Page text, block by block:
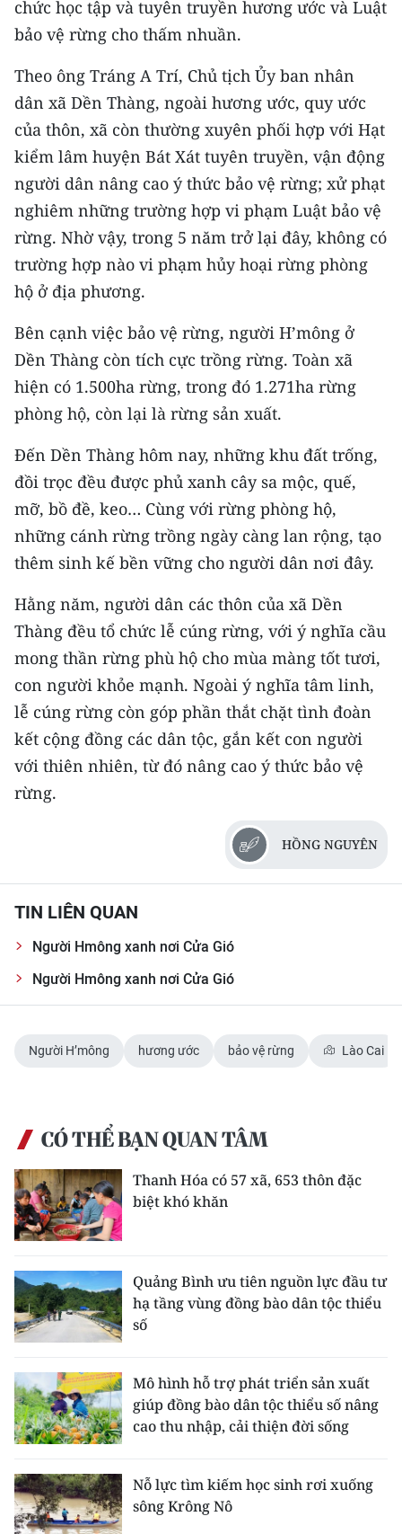
Trung du và miền núi phía Bắc
Đồng bằng sông Hồng
Bắc Trung Bộ
Duyên hải Nam Trung Bộ và Tây
Nguyên
Đông Nam Bộ
Đồng bằng sông Cửu Long
Chuyên trang Hà Nội
Chuyên trang TP. Hồ Chí Minh
CHUYÊN ĐỀ
CÁC CHUYÊN TRANG
VỀ BÁO NHÂN DÂN
THỜI NAY
NHÂN DÂN CUỐI TUẦN
NHÂN DÂN HẰNG THÁNG
MUA BÁO
ĐỌC BÁO IN
ENGLISH
中文
ESPAÑOL
한국어
chức học tập và tuyên truyền hương ước và Luật
bảo vệ rừng cho thấm nhuần.
Theo ông Tráng A Trí, Chủ tịch Ủy ban nhân
dân xã Dền Thàng, ngoài hương ước, quy ước
của thôn, xã còn thường xuyên phối hợp với Hạt
kiểm lâm huyện Bát Xát tuyên truyền, vận động
người dân nâng cao ý thức bảo vệ rừng; xử phạt
nghiêm những trường hợp vi phạm Luật bảo vệ
rừng. Nhờ vậy, trong 5 năm trở lại đây, không có
trường hợp nào vi phạm hủy hoại rừng phòng
hộ ở địa phương.
Bên cạnh việc bảo vệ rừng, người H’mông ở
Dền Thàng còn tích cực trồng rừng. Toàn xã
hiện có 1.500ha rừng, trong đó 1.271ha rừng
phòng hộ, còn lại là rừng sản xuất.
Đến Dền Thàng hôm nay, những khu đất trống,
đồi trọc đều được phủ xanh cây sa mộc, quế,
mỡ, bồ đề, keo… Cùng với rừng phòng hộ,
những cánh rừng trồng ngày càng lan rộng, tạo
thêm sinh kế bền vững cho người dân nơi đây.
Hằng năm, người dân các thôn của xã Dền
Thàng đều tổ chức lễ cúng rừng, với ý nghĩa cầu
mong thần rừng phù hộ cho mùa màng tốt tươi,
con người khỏe mạnh. Ngoài ý nghĩa tâm linh,
lễ cúng rừng còn góp phần thắt chặt tình đoàn
kết cộng đồng các dân tộc, gắn kết con người
với thiên nhiên, từ đó nâng cao ý thức bảo vệ
rừng.
HỒNG NGUYÊN
TIN LIÊN QUAN
Người Hmông xanh nơi Cửa Gió
Người Hmông xanh nơi Cửa Gió
Người H’mông hương ước bảo vệ rừng Lào Cai
CÓ THỂ BẠN QUAN TÂM
Thanh Hóa có 57 xã, 653 thôn đặc
biệt khó khăn
Quảng Bình ưu tiên nguồn lực đầu tư
hạ tầng vùng đồng bào dân tộc thiểu
số
Mô hình hỗ trợ phát triển sản xuất
giúp đồng bào dân tộc thiểu số nâng
cao thu nhập, cải thiện đời sống
Nỗ lực tìm kiếm học sinh rơi xuống
sông Krông Nô